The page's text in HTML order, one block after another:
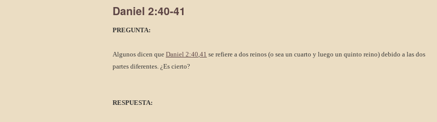
Daniel 2:40-41
PREGUNTA:
Algunos dicen que Daniel 2:40,41 se refiere a dos reinos (o sea un cuarto y luego un quinto reino) debido a las dos
partes diferentes. ¿Es cierto?
RESPUESTA: